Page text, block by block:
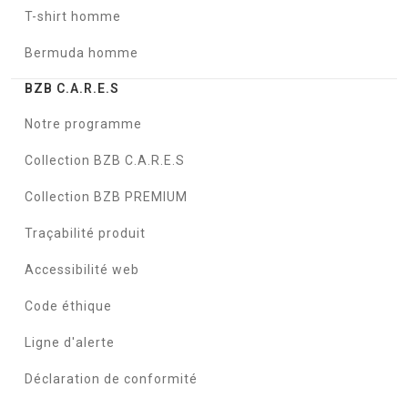
T-shirt homme
Bermuda homme
BZB C.A.R.E.S
Notre programme
Collection BZB C.A.R.E.S
Collection BZB PREMIUM
Traçabilité produit
Accessibilité web
Code éthique
Ligne d'alerte
Déclaration de conformité